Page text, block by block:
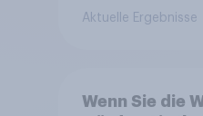
Aktuelle Ergebnisse
Wenn Sie die